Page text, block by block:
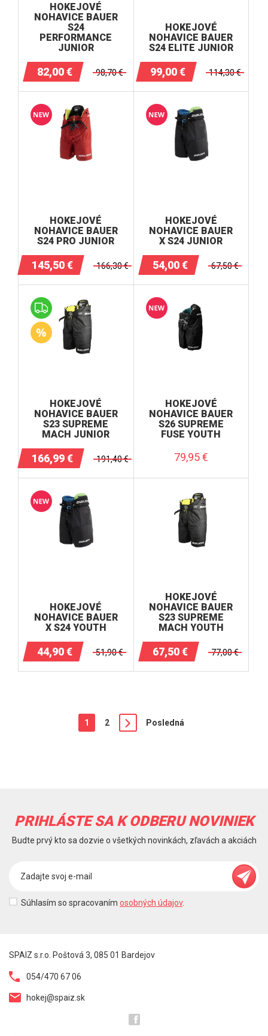
HOKEJOVÉ
NOHAVICE BAUER
S24
PERFORMANCE
JUNIOR
82,00€ 98,70€
HOKEJOVÉ
NOHAVICE BAUER
S24 ELITE JUNIOR
99,00€ 114,30€
HOKEJOVÉ
NOHAVICE BAUER
S24 PRO JUNIOR
145,50€ 166,30€
HOKEJOVÉ
NOHAVICE BAUER
X S24 JUNIOR
54,00€ 67,50€
HOKEJOVÉ
NOHAVICE BAUER
S23 SUPREME
MACH JUNIOR
166,99€ 191,40€
HOKEJOVÉ
NOHAVICE BAUER
S26 SUPREME
FUSE YOUTH
79,95€
HOKEJOVÉ
NOHAVICE BAUER
X S24 YOUTH
44,90€ 51,90€
HOKEJOVÉ
NOHAVICE BAUER
S23 SUPREME
MACH YOUTH
67,50€ 77,00€
1 2 Posledná
PRIHLÁSTE SA K ODBERU NOVINIEK
Budte prvý kto sa dozvie o všetkých novinkách, zľavách a akciách
Súhlasím so spracovaním osobných údajov.
SPAIZ s.r.o. Poštová 3, 085 01 Bardejov
054/470 67 06
hokej@spaiz.sk